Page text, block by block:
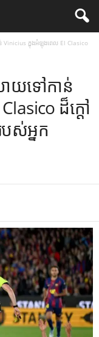
Vinicius ក្នុងអំឡុងពេល El Clasico
ាយទៅកាន់
ដ៏ក្ដៅ
ស់អ្នក